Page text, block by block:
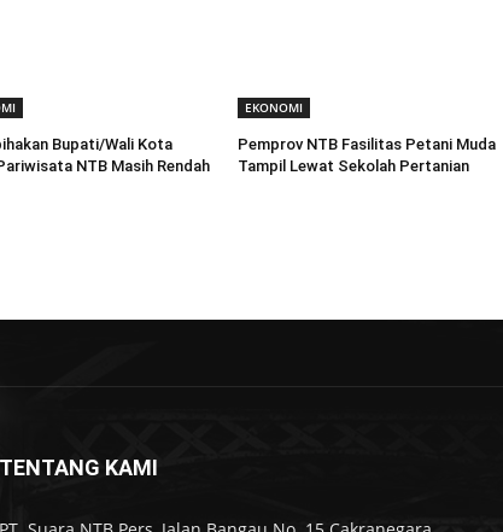
Bupati/Wali Kota
NTB Masih Rendah
EKONOMI
Pemprov NTB Fasilitas Petani Muda
Tampil Lewat Sekolah Pertanian
TENTANG KAMI